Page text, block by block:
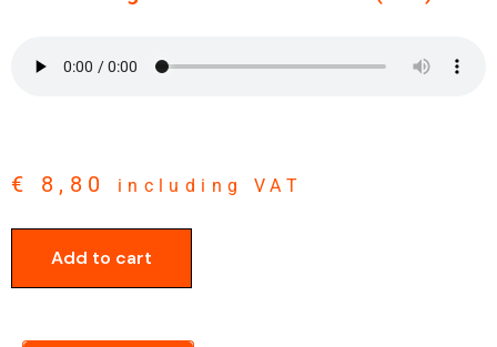
€ 8,80 including VAT
Add to cart